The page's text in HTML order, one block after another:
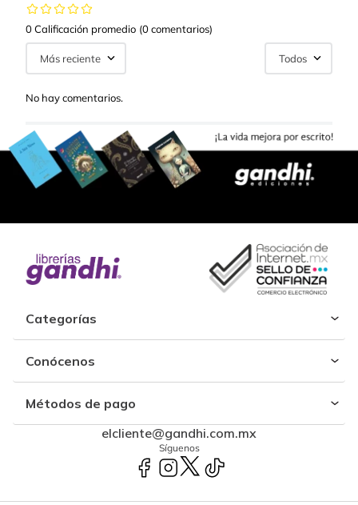
0 Calificación promedio (0 comentarios)
Más reciente Todos
No hay comentarios.
Categorías
Conócenos
Métodos de pago
elcliente@gandhi.com.mx
Síguenos